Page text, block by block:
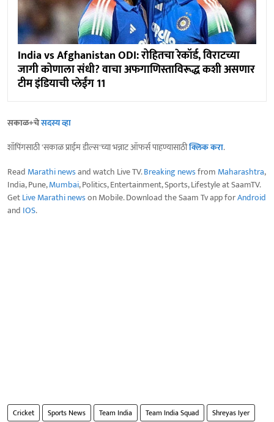
India vs Afghanistan ODI: रोहितचा रेकॉर्ड, विराटच्या
जागी कोणाला संधी? वाचा अफगाणिस्ताविरूद्ध कशी असणार
टीम इंडियाची प्लेईंग 11
सकाळ+चेसदस्य व्हा
शॉपिंगसाठी 'सकाळ प्राईम डील्स'च्या भन्नाट ऑफर्स पाहण्यासाठीक्लिक करा.
Read Marathi newsand watch Live TV.Breaking newsfrom Maharashtra,
India, Pune,Mumbai, Politics, Entertainment, Sports, Lifestyle at SaamTV.
GetLive Marathi newson Mobile. Download the Saam Tv app forAndroid
and IOS.
Cricket Sports News Team India Team India Squad
Shreyas Iyer